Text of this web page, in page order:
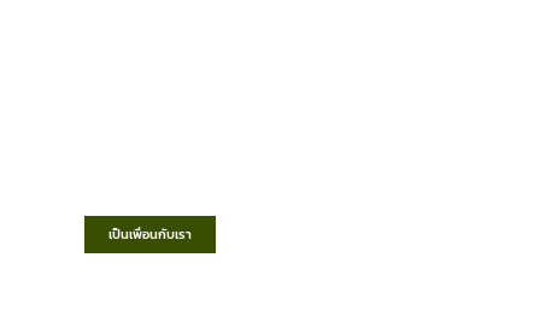
เป็นเพื่อนกับเรา